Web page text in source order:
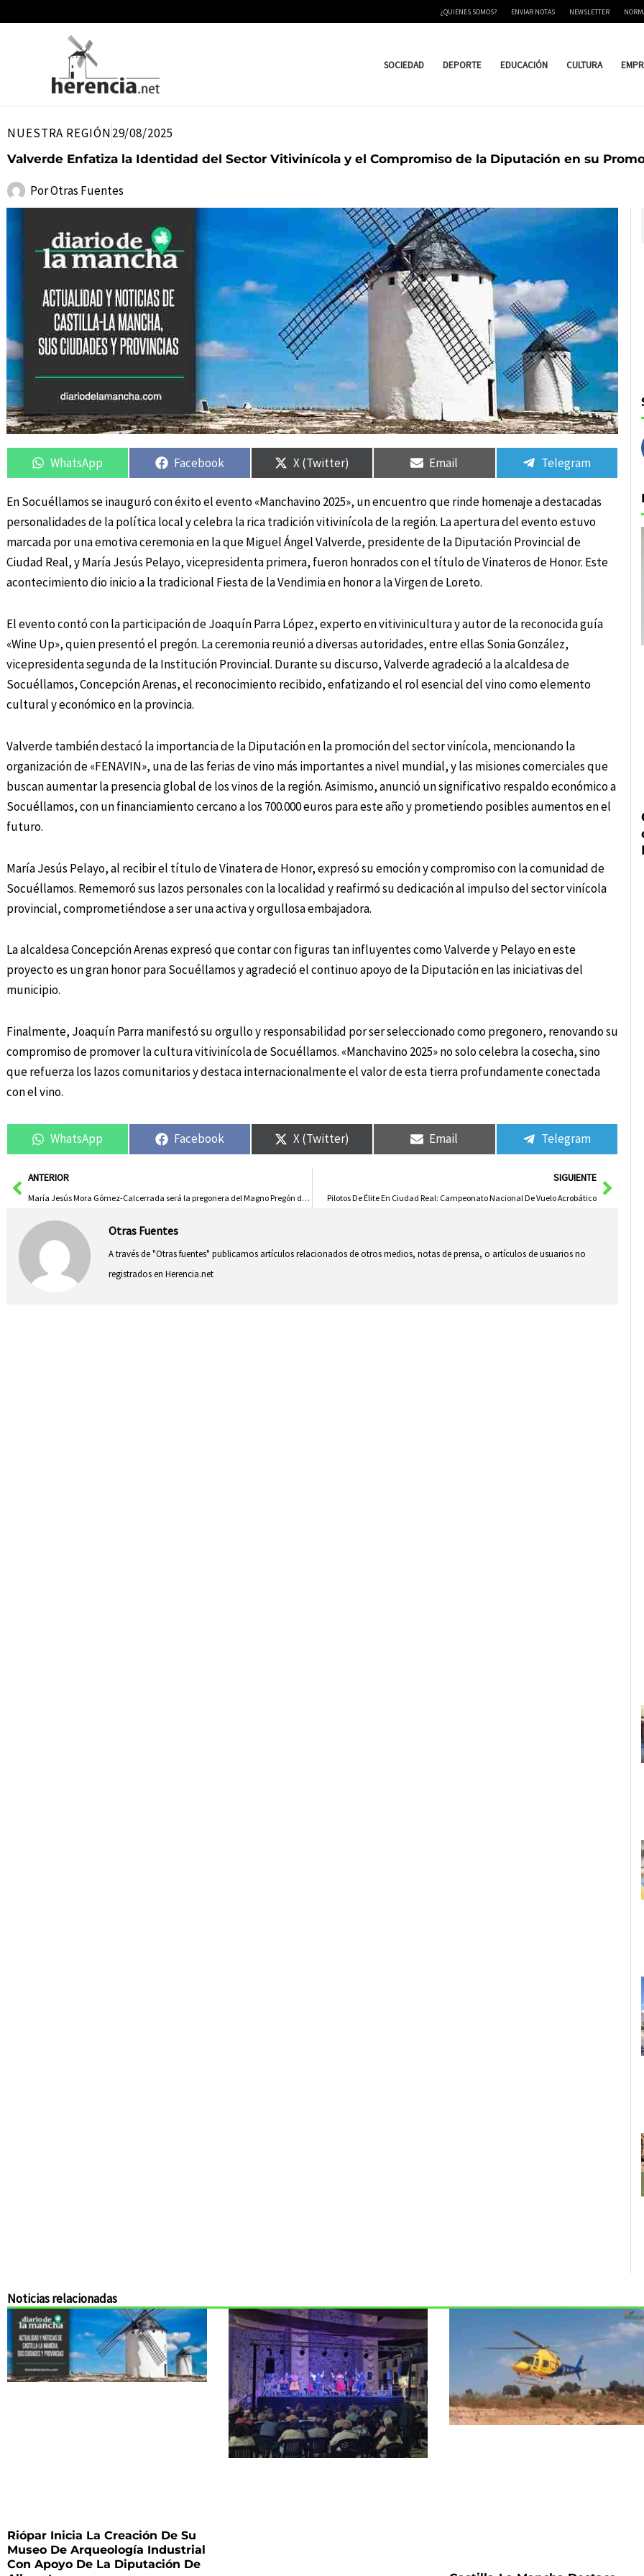
¿QUIENES SOMOS? ENVIAR NOTAS NEWSLETTER
SOCIEDAD DEPORTE EDUCACIÓN CULTURA
NUESTRA REGIÓN29/08/2025
Valverde Enfatiza la Identidad del Sector Vitivinícola y el Compromiso de la Diputación en su
PorOtras Fuentes
Compartir
en
WhatsApp
Compartir
en
Facebook
Compartir
en
X (Twitter)
Compartir
en
Email
Compartir
en
Telegram
En Socuéllamos se inauguró con éxito el evento «Manchavino 2025», un encuentro que rinde homenaje a destacadas
personalidades de la política local y celebra la rica tradición vitivinícola de la región. La apertura del evento estuvo
marcada por una emotiva ceremonia en la que Miguel Ángel Valverde, presidente de la Diputación Provincial de
Ciudad Real, y María Jesús Pelayo, vicepresidenta primera, fueron honrados con el título de Vinateros de Honor. Este
acontecimiento dio inicio a la tradicional Fiesta de la Vendimia en honor a la Virgen de Loreto.
El evento contó con la participación de Joaquín Parra López, experto en vitivinicultura y autor de la reconocida guía
«Wine Up», quien presentó el pregón. La ceremonia reunió a diversas autoridades, entre ellas Sonia González,
vicepresidenta segunda de la Institución Provincial. Durante su discurso, Valverde agradeció a la alcaldesa de
Socuéllamos, Concepción Arenas, el reconocimiento recibido, enfatizando el rol esencial del vino como elemento
cultural y económico en la provincia.
Valverde también destacó la importancia de la Diputación en la promoción del sector vinícola, mencionando la
organización de «FENAVIN», una de las ferias de vino más importantes a nivel mundial, y las misiones comerciales que
buscan aumentar la presencia global de los vinos de la región. Asimismo, anunció un significativo respaldo económico a
Socuéllamos, con un financiamiento cercano a los 700.000 euros para este año y prometiendo posibles aumentos en el
futuro.
María Jesús Pelayo, al recibir el título de Vinatera de Honor, expresó su emoción y compromiso con la comunidad de
Socuéllamos. Rememoró sus lazos personales con la localidad y reafirmó su dedicación al impulso del sector vinícola
provincial, comprometiéndose a ser una activa y orgullosa embajadora.
La alcaldesa Concepción Arenas expresó que contar con figuras tan influyentes como Valverde y Pelayo en este
proyecto es un gran honor para Socuéllamos y agradeció el continuo apoyo de la Diputación en las iniciativas del
municipio.
Finalmente, Joaquín Parra manifestó su orgullo y responsabilidad por ser seleccionado como pregonero, renovando su
compromiso de promover la cultura vitivinícola de Socuéllamos. «Manchavino 2025» no solo celebra la cosecha, sino
que refuerza los lazos comunitarios y destaca internacionalmente el valor de esta tierra profundamente conectada
con el vino.
Compartir
en
WhatsApp
Compartir
en
Facebook
Compartir
en
X (Twitter)
Compartir
en
Email
Compartir
en
Telegram
AntANTERIOR
María Jesús Mora Gómez-Calcerrada será la pregonera del Magno Pregón de Glorias de la Virgen de las Mercedes
SIGUIENTE
Pilotos De Élite En Ciudad Real: Campeonato Nacional De Vuelo Acrobático
Otras Fuentes
A través de "Otras fuentes" publicamos artículos relacionados de otros medios, notas de prensa, o artículos de usuarios no
registrados en Herencia.net
Noticias relacionadas
Riópar Inicia La Creación De Su
Museo De Arqueología Industrial
Con Apoyo De La Diputación De